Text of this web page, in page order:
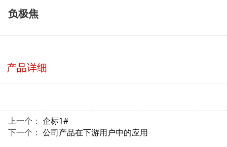
负极焦
产品详细
上一个： 企标1#
下一个： 公司产品在下游用户中的应用